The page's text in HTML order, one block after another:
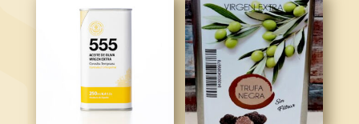
era:
26,55€.
23,95€.21,95€.